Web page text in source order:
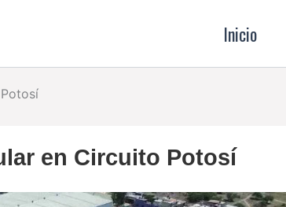
Inicio
en Circuito Potosí